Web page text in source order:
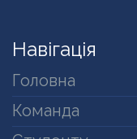
Навігація
Головна
Команда